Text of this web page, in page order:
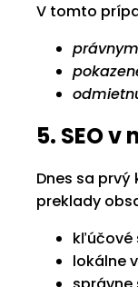
V tomto
5. SEO
Dnes sa
preklady
kľúčové
lokálne